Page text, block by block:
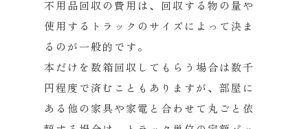
不用品回収の費用は、回収する物の量や
使用するトラックのサイズによって決ま
るのが一般的です。
本だけを数箱回収してもらう場合は数千
円程度で済むこともありますが、部屋に
ある他の家具や家電と合わせて丸ごと依